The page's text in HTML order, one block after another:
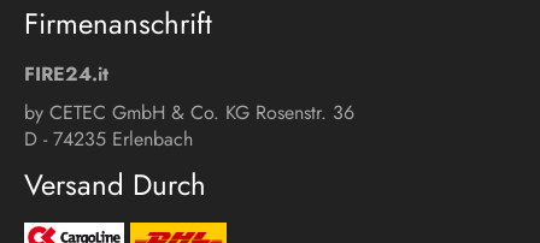
Firmenanschrift
FIRE24.it
by CETEC GmbH & Co. KG Rosenstr. 36
D - 74235 Erlenbach
Versand Durch